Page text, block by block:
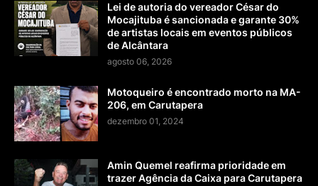
Lei de autoria do vereador César do
Mocajituba é sancionada e garante 30%
de artistas locais em eventos públicos
de Alcântara
agosto 06, 2026
Motoqueiro é encontrado morto na MA-
206, em Carutapera
dezembro 01, 2024
Amin Quemel reafirma prioridade em
trazer Agência da Caixa para Carutapera